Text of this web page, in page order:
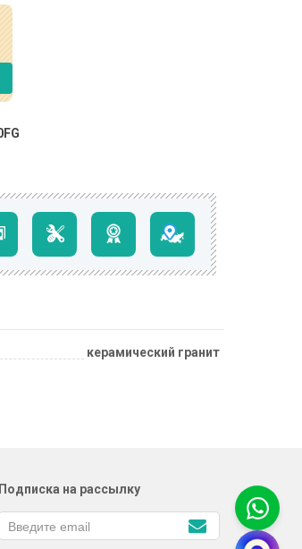
керамический гранит
Подписка на рассылку